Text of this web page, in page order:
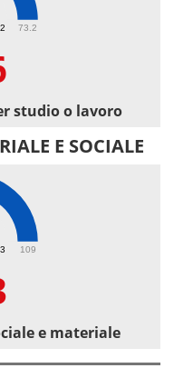
73.2
studio o lavoro
E SOCIALE
109
e materiale